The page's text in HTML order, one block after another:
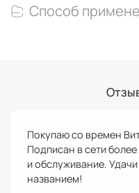
Способ
Покупаю со времен
Подписан в сети
и обслуживание.
названием!